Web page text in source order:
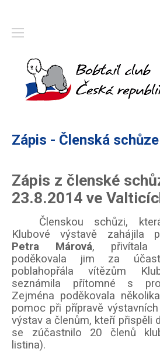
Zápis - Členská
Zápis z členské
23.8.2014 ve
Členskou schůzi,
Klubové výstavě zahájila
Petra Márová, přivítala
poděkovala jim za
poblahopřála vítězům
seznámila přítomné s
Zejména poděkovala
pomoc při přípravě
výstav a členům, kteří přispěli
se zúčastnilo 20 členů
listina).